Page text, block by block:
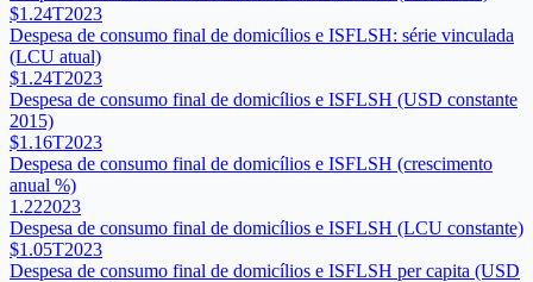
$1.24T2023
Despesa de consumo final de domicílios e ISFLSH: série vinculada
(LCU atual)
$1.24T2023
Despesa de consumo final de domicílios e ISFLSH (USD constante
2015)
$1.16T2023
Despesa de consumo final de domicílios e ISFLSH (crescimento
anual %)
1.222023
Despesa de consumo final de domicílios e ISFLSH (LCU constante)
$1.05T2023
Despesa de consumo final de domicílios e ISFLSH per capita (USD